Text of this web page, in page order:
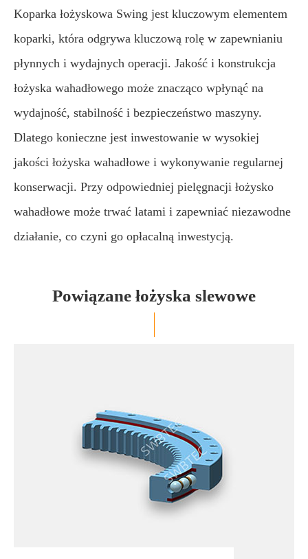
Koparka łożyskowa Swing jest kluczowym elementem
koparki, która odgrywa kluczową rolę w zapewnianiu
płynnych i wydajnych operacji. Jakość i konstrukcja
łożyska wahadłowego może znacząco wpłynąć na
wydajność, stabilność i bezpieczeństwo maszyny.
Dlatego konieczne jest inwestowanie w wysokiej
jakości łożyska wahadłowe i wykonywanie regularnej
konserwacji. Przy odpowiedniej pielęgnacji łożysko
wahadłowe może trwać latami i zapewniać niezawodne
działanie, co czyni go opłacalną inwestycją.
Powiązane łożyska slewowe